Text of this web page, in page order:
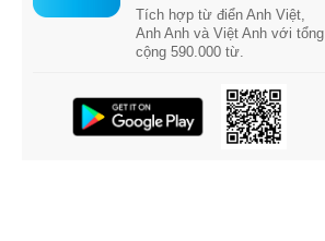
Tích hợp từ điển Anh Việt,
Anh Anh và Việt Anh với tổng
cộng 590.000 từ.